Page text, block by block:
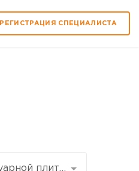
РЕГИСТРАЦИЯ СПЕЦИАЛИСТА
Укладка тротуарной плитки